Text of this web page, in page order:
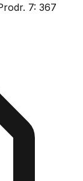
7: 367